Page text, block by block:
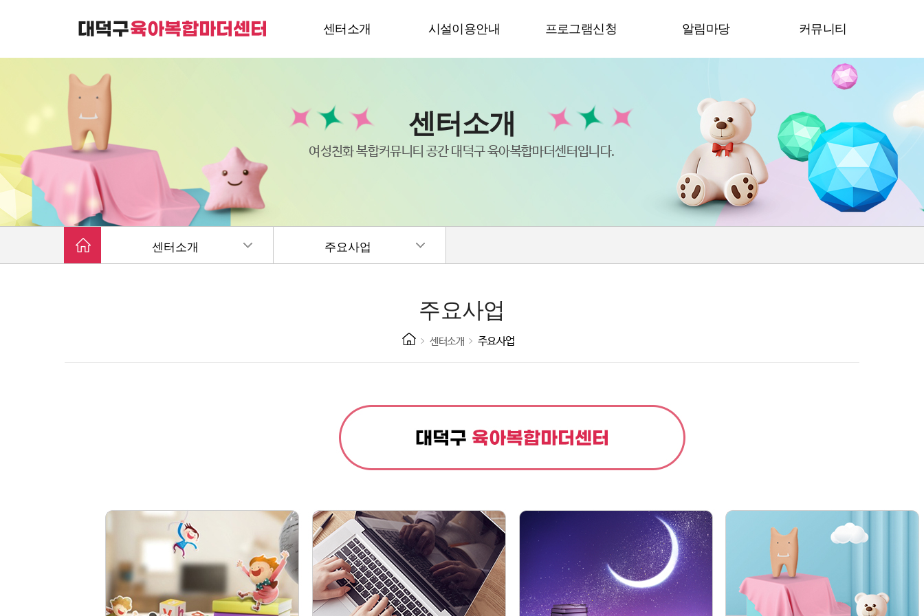
센터소개
대덕구육아복합마더센터는
가족친화 복합커뮤니티 공간입니다.
시설이용안내 프로그램신청 알림마당 커뮤니티
센터소개
여성친화 복합커뮤니티 공간 대덕구 육아복합마더센터입니다.
센터소개 주요사업
주요사업
센터소개 주요사업